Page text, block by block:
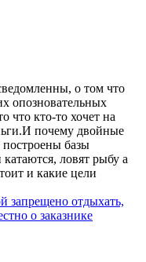
о том что
опозновательных
что кто-то хочет на
почему двойные
построены базы
ловят рыбу а
и какие цели
запрещено отдыхать,
о заказнике